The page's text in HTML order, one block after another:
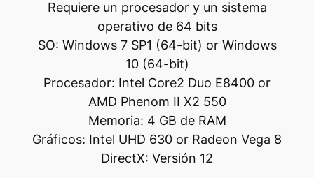
Requiere un procesador y un sistema
operativo de 64 bits
SO: Windows 7 SP1 (64-bit) or Windows
10 (64-bit)
Procesador: Intel Core2 Duo E8400 or
AMD Phenom II X2 550
Memoria: 4 GB de RAM
Gráficos: Intel UHD 630 or Radeon Vega 8
DirectX: Versión 12